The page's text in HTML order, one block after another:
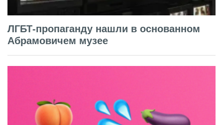
ЛГБТ-пропаганду нашли в основанном
Абрамовичем музее